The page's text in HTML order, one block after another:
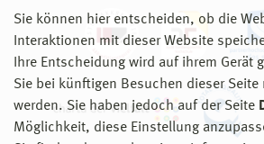
Sie können hier entscheiden, ob die
Interaktionen mit dieser Website
Ihre Entscheidung wird auf ihrem Gerät
Sie bei künftigen Besuchen dieser
werden. Sie haben jedoch auf der Seite
Möglichkeit, diese Einstellung
[12] Schwerdt, D. Schwingfestigkeit
Schädigungsmechanismen der
EN AW 6056 und EN AW 6082 sowie
Vergütungsstahls 42CrMo4 bei sehr
Schwingspielzahlen, 210 Seiten,
Technische Universität Darmstadt,